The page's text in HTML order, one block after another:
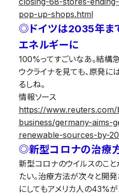
pop-up-shops.html
◎ドイツは2035年ま
エネルギーに
100%ってすごいなあ。結構
ウクライナを見ても、原発に
るしね。
情報ソース
https://
business/germany-aims-
renewable-sources-by-
◎新型コロナの治療
新型コロナのウイルスのこと
たい。治療方法が次々と開
にしてもアメリカ人の43%が